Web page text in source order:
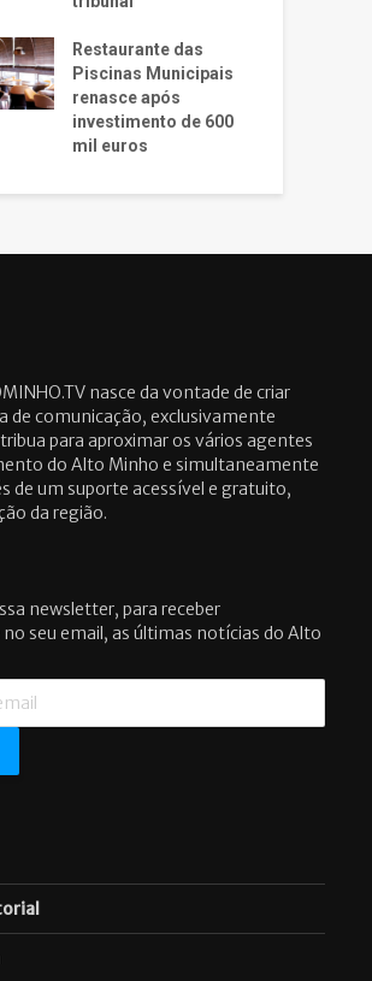
Restaurante das
Piscinas Municipais
renasce após
investimento de 600
mil euros
nasce da vontade de criar
de comunicação, exclusivamente
para aproximar os vários agentes
do Alto Minho e simultaneamente
de um suporte acessível e gratuito,
da região.
newsletter, para receber
seu email, as últimas notícias do Alto